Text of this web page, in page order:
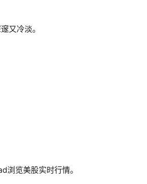
又冷淡。
浏览美股实时行情。